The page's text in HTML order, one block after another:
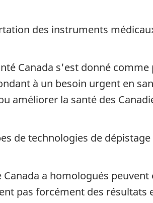
des instruments
Canada s'est donné
à un besoin urgent en
améliorer la santé des
de technologies de
a homologués
pas forcément des